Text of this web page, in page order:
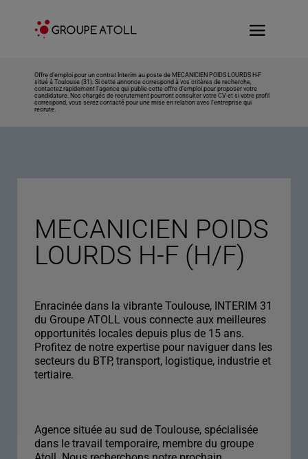
Offre d’emploi pour un contrat Interim au poste de MECANICIEN POIDS LOURDS H-F
situé à Toulouse (31). Si cette annonce correspond à vos critères de recherche,
contactez rapidement l’agence qui publie cette offre d’emploi pour proposer votre
candidature. Nos chargés de recrutement pourront consulter votre CV et si votre profil
correspond, vous serez contacté pour une mise en relation avec l’entreprise qui
recrute.
MECANICIEN POIDS
LOURDS H-F (H/F)
Enracinée dans la vibrante Toulouse, INTERIM 31
du Groupe ATOLL vous connecte aux meilleures
opportunités locales depuis plus de 15 ans.
Profitez de notre expertise pour naviguer dans les
secteurs du BTP, transport, logistique, industrie et
tertiaire.
Agence située au sud de Toulouse, spécialisée
dans le travail temporaire, membre du groupe